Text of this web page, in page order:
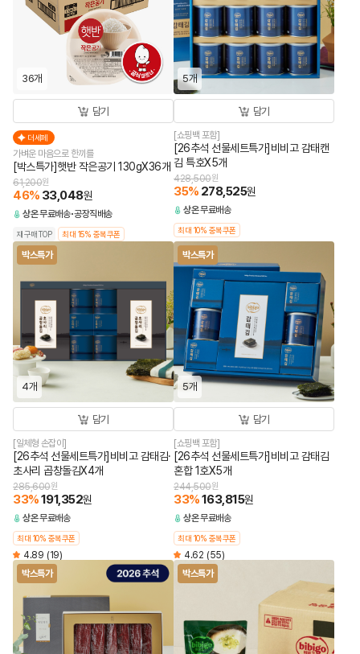
36개
담기
더세페
가벼운 마음으로 한끼를
[박스특가]햇반 작은공기 130gX36개
61,200원
46% 33,048원
상온무료배송 공장직배송
재구매TOP 최대 15% 중복쿠폰
5개
담기
[쇼핑백 포함]
[26추석 선물세트특가]비비고 감태캔
김 특호X5개
428,500원
35% 278,525원
상온무료배송
최대 10% 중복쿠폰
박스특가
4개
담기
[일체형 손잡이]
[26추석 선물세트특가]비비고 감태김·
초사리 곱창돌김X4개
285,600원
33%191,352원
상온무료배송
최대 10% 중복쿠폰
4.89 (19)
박스특가
5개
담기
[쇼핑백 포함]
[26추석 선물세트특가]비비고 감태김
혼합 1호X5개
244,500원
33%163,815원
상온무료배송
최대 10% 중복쿠폰
4.62 (55)
박스특가
박스특가